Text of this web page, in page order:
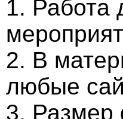
1. Работа
2. В
любые
3. Размер